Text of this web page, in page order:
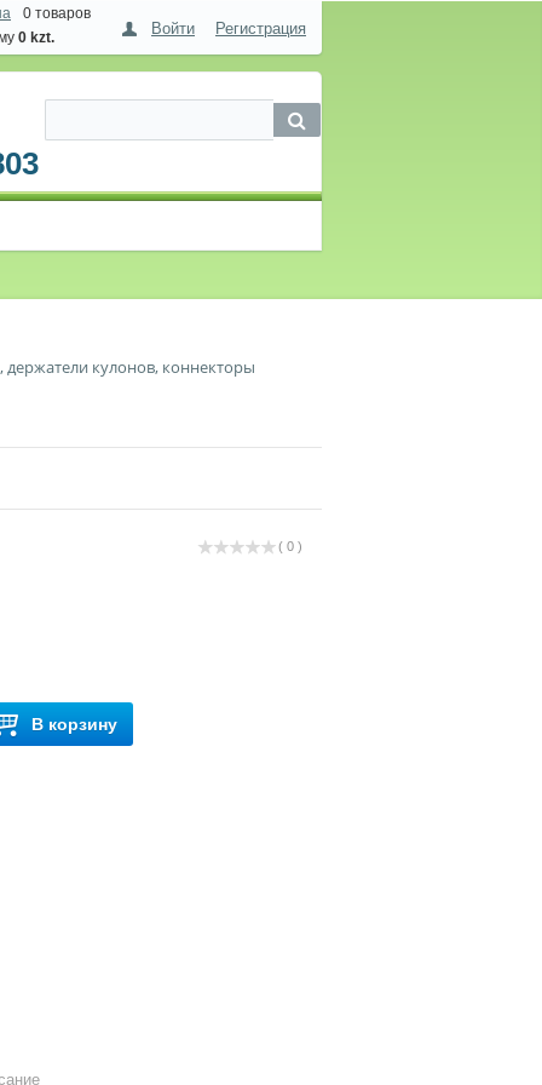
0 товаров
0 kzt. Войти Регистрация
держатели кулонов, коннекторы
( 0 )
В корзину